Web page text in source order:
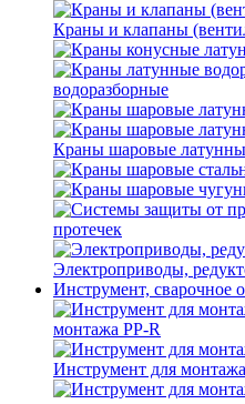
Краны и клапаны
водоразборные
Краны шаровые
протечек
Электроприводы,
Инструмент, сварочное
монтажа PP-R
Инструмент для